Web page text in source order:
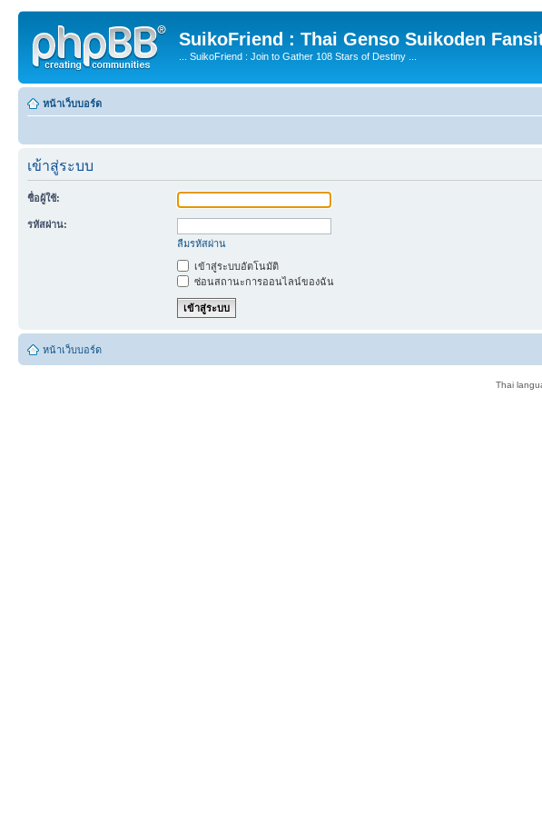
SuikoFriend : Thai Genso Suikoden
... SuikoFriend : Join to Gather 108 Stars of Destiny ...
หน้าเว็บบอร์ด
เข้าสู่ระบบ
ชื่อผู้ใช้:
รหัสผ่าน:
ลืมรหัสผ่าน
เข้าสู่ระบบอัตโนมัติ
ซ่อนสถานะการออนไลน์ของฉัน
หน้าเว็บบอร์ด
Thai